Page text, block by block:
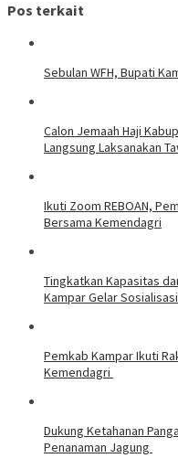
Pos terkait
Sebulan WFH, Bupati
Calon Jemaah Haji
Langsung Laksanakan
Ikuti Zoom REBOAN,
Bersama Kemendagri
Tingkatkan Kapasitas
Kampar Gelar
Pemkab Kampar Ikuti
Kemendagri
Dukung Ketahanan
Penanaman Jagung